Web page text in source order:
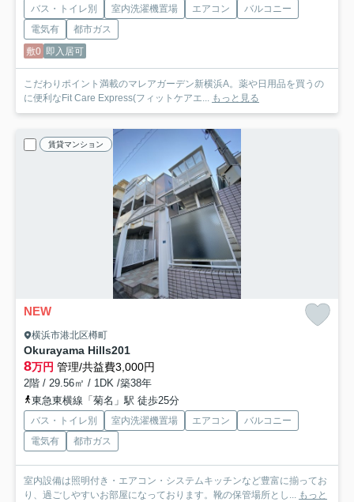
バス・トイレ別 室内洗濯機置場 エアコン
バルコニー
電気有
都市ガス
敷0 即入居可
こだわりポイント満載のマレアガーデン新横浜A。薬や日用品を買うの
に便利なFit Care Express(フィットケアエ... もっと見る
賃貸マンション
NEW
横浜市港北区樽町
Okurayama Hills201
8万円 管理/共益費3,000円
2階 / 29.56㎡ / 1DK /築38年
東急東横線「菊名」駅 徒歩25分
バス・トイレ別 室内洗濯機置場 エアコン
バルコニー
電気有
都市ガス
室内設備は照明付き・エアコン・システムキッチンなど豊富に揃ってお
り、過ごしやすいお部屋になっております。靴の保管場所とし... もっと